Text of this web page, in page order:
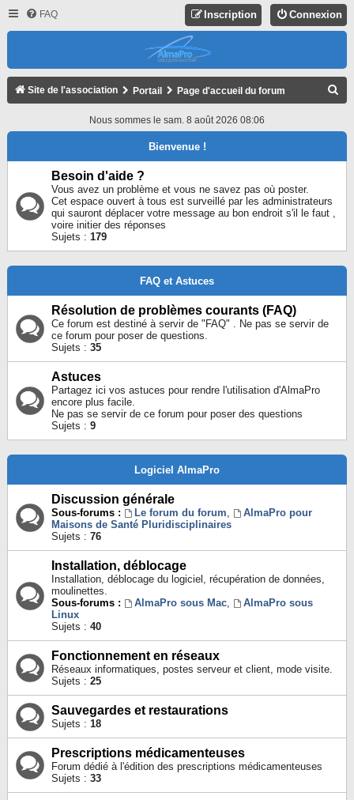
FAQ Connexion
Inscription
Site de l'association Portail Page d'accueil du forum
C
E
Nous sommes le sam. 8 août 2026 08:06
Bienvenue !
Besoin d'aide ?
Vous avez un problème et vous ne savez pas où poster.
Cet espace ouvert à tous est surveillé par les administrateurs
qui sauront déplacer votre message au bon endroit s'il le faut ,
voire initier des réponses
Sujets : 179
FAQ et Astuces
Résolution de problèmes courants (FAQ)
Ce forum est destiné à servir de "FAQ" . Ne pas se servir de
ce forum pour poser de questions.
Sujets : 35
Astuces
Partagez ici vos astuces pour rendre l'utilisation d'AlmaPro
encore plus facile.
Ne pas se servir de ce forum pour poser des questions
Sujets : 9
Logiciel AlmaPro
Discussion générale
Sous-forums : Le forum du forum,
AlmaPro pour
Maisons de Santé Pluridisciplinaires
Sujets : 76
Installation, déblocage
Installation, déblocage du logiciel, récupération de données,
moulinettes.
Sous-forums :
AlmaPro sous Mac,
AlmaPro sous
Linux
Sujets : 40
Fonctionnement en réseaux
Réseaux informatiques, postes serveur et client, mode visite.
Sujets : 25
Sauvegardes et restaurations
Sujets : 18
Prescriptions médicamenteuses
Forum dédié à l'édition des prescriptions médicamenteuses
Sujets : 33